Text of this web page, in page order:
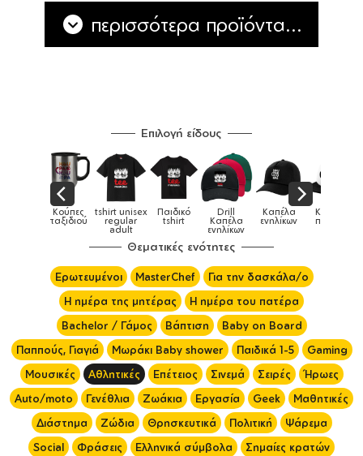
περισσότερα προϊόντα...
Επιλογή είδους
Drill
Καπέλα
ενηλίκων
Καπέλα
ενηλίκων
Καπέλα
παιδικά Κούπες Κούπες
ειδικές
Θεματικές ενότητες
Ερωτευμένοι MasterChef
Για την δασκάλα/ο
Η ημέρα της μητέρας
Η ημέρα του πατέρα
Bachelor / Γάμος
Βάπτιση
Baby on Board
Παππούς, Γιαγιά
Μωράκι Baby shower Παιδικά 1-5
Gaming
Μουσικές
Αθλητικές Επέτειος Σινεμά Σειρές
Ήρωες
Auto/moto
Γενέθλια Ζωάκια Εργασία Geek
Μαθητικές
Διάστημα
Ζώδια Θρησκευτικά Πολιτική
Ψάρεμα
Social
Φράσεις Ελληνικά σύμβολα
Σημαίες κρατών